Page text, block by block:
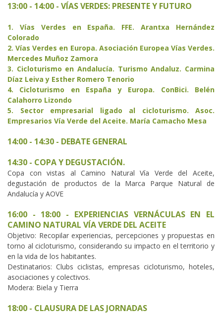
13:00 - 14:00 - VÍAS VERDES: PRESENTE Y FUTURO
1. Vías Verdes en España. FFE. Arantxa Hernández
Colorado
2. Vías Verdes en Europa. Asociación Europea Vías Verdes.
Mercedes Muñoz Zamora
3. Cicloturismo en Andalucía. Turismo Andaluz. Carmina
Díaz Leiva y Esther Romero Tenorio
4. Cicloturismo en España y Europa. ConBici. Belén
Calahorro Lizondo
5. Sector empresarial ligado al cicloturismo. Asoc.
Empresarios Vía Verde del Aceite. María Camacho Mesa
14:00 - 14:30 - DEBATE GENERAL
14:30 - COPA Y DEGUSTACIÓN.
Copa con vistas al Camino Natural Vía Verde del Aceite,
degustación de productos de la Marca Parque Natural de
Andalucía y AOVE
16:00 - 18:00 - EXPERIENCIAS VERNÁCULAS EN EL
CAMINO NATURAL VÍA VERDE DEL ACEITE
Objetivo: Recopilar experiencias, percepciones y propuestas en
torno al cicloturismo, considerando su impacto en el territorio y
en la vida de los habitantes.
Destinatarios: Clubs ciclistas, empresas cicloturismo, hoteles,
asociaciones y colectivos.
Modera: Biela y Tierra
18:00 - CLAUSURA DE LAS JORNADAS